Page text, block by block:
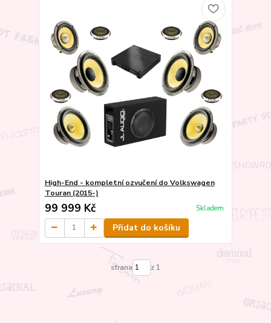
High-End - kompletní ozvučení do Volkswagen
Touran (2015-)
99 999 Kč Skladem
Přidat do košíku
strana z 1